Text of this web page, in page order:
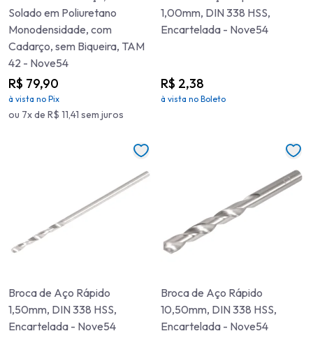
Solado em Poliuretano
Monodensidade, com
Cadarço, sem Biqueira, TAM
42 - Nove54
R$ 79,90
à vista no Pix
ou 7x de R$ 11,41 sem juros
1,00mm, DIN 338 HSS,
Encartelada - Nove54
R$ 2,38
à vista no Boleto
Broca de Aço Rápido
1,50mm, DIN 338 HSS,
Encartelada - Nove54
Broca de Aço Rápido
10,50mm, DIN 338 HSS,
Encartelada - Nove54